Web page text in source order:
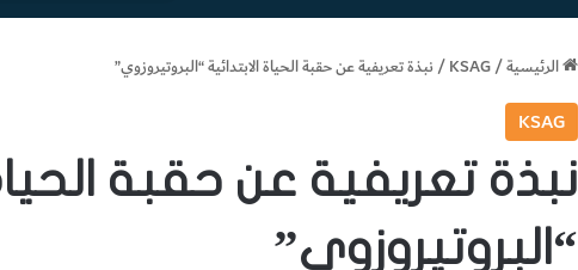
الرئيسية/
KSAG
/نبذة تعريفية عن حقبة الحياة الابتدائية “البروتيروزوي”
KSAG
نبذة تعريفية عن حقبة الحياة
“البروتيروزوي”